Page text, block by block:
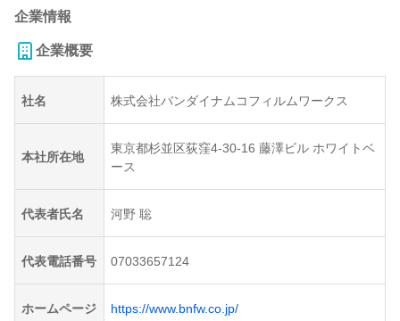
企業情報
企業概要
社名 株式会社バンダイナムコフィルムワークス
本社所在地
東京都杉並区荻窪4-30-16 藤澤ビル ホワイトベ
ース
代表者氏名 河野 聡
代表電話番号 07033657124
ホームページ https://www.bnfw.co.jp/